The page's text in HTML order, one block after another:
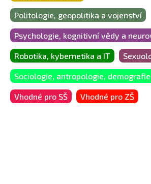
Politologie, geopolitika a vojenství
Psychologie, kognitivní vědy a
Robotika, kybernetika a IT
Sociologie, antropologie,
Vhodné pro SŠ Vhodné pro ZŠ